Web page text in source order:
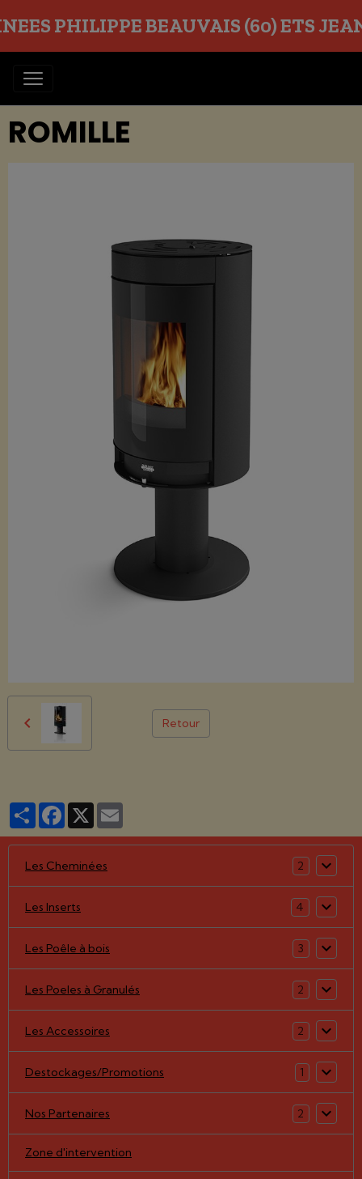
PHILIPPE BEAUVAIS (60) ETS
ROMILLE
Retour
PartagerFacebook
X
Les Cheminées 2
Les Inserts 4
Les Poêle à bois 3
Les Poeles à Granulés 2
Les Accessoires 2
Destockages/Promotions 1
Nos Partenaires 2
Zone d'intervention